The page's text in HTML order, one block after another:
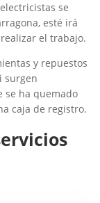
se
esté irá
el trabajo.
y repuestos
surgen
se ha quemado
caja de registro.